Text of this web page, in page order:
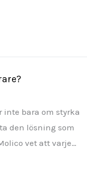
bara om styrka
den lösning som
vet att varje…